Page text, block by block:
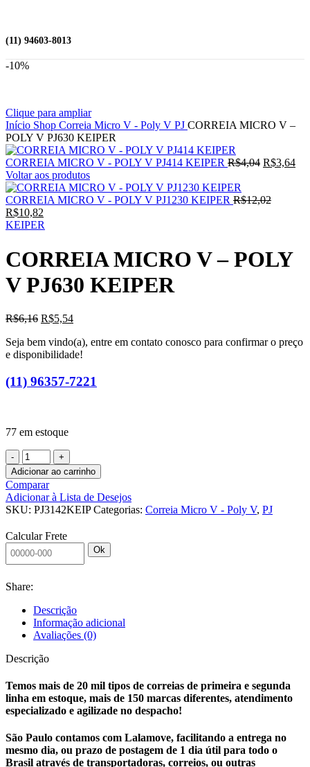
(11) 94603-8013
-10%
Clique para ampliar
Início Shop Correia Micro V - Poly V PJ CORREIA MICRO V –
POLY V PJ630 KEIPER
CORREIA MICRO V - POLY V PJ414 KEIPER R$4,04 O
era:
R$3,64O
Voltar aos produtos
CORREIA MICRO V - POLY V PJ1230 KEIPER R$12,02O
R$10,82
preço
é:
R$10,82.
KEIPER
CORREIA MICRO V – POLY
V PJ630 KEIPER
R$6,16 O
original
era:
R$5,54O
atual
é:
Seja bem vindo(a), entre em contato conosco para confirmar o preço
e disponibilidade!
(11) 96357-7221
77 em estoque
CORREIA
MICRO
V
-
POLY
V
PJ630
KEIPER
quantidade
Adicionar ao carrinho
Comparar
Adicionar à Lista de Desejos
SKU: PJ3142KEIPCategorias: Correia Micro V - Poly V, PJ
Calcular Frete
Ok
Share:
Descrição
Informação adicional
Avaliações (0)
Descrição
Temos mais de 20 mil tipos de correias de primeira e segunda
linha em estoque, mais de 150 marcas diferentes, atendimento
especializado e agilizade no despacho!
São Paulo contamos com Lalamove, facilitando a entrega no
mesmo dia, ou prazo de postagem de 1 dia útil para todo o
Brasil através de transportadoras, correios, ou outras